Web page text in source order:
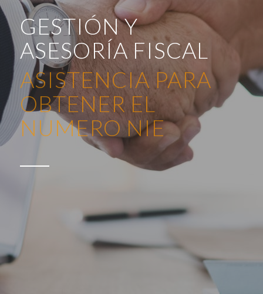
GESTIÓN Y
ASESORÍA FISCAL
SUPERVISION DE
CONTRATOS